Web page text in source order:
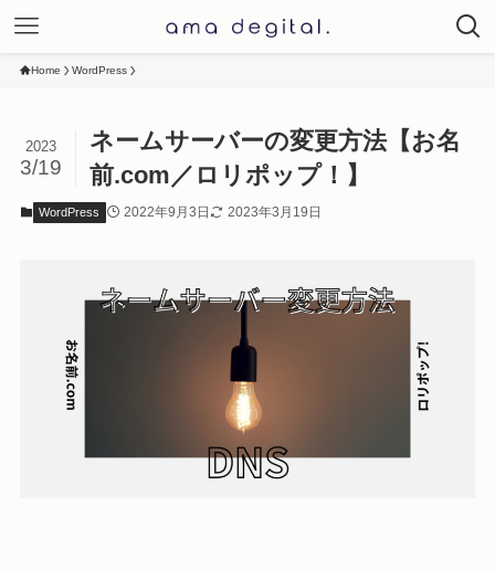
Home WordPress
ネームサーバーの変更方法【お名
前.com／ロリポップ！】
2023
3/19
WordPress 2022年9月3日 2023年3月19日